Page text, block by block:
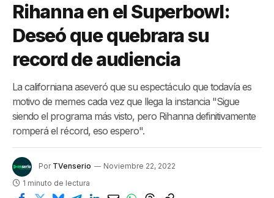
Rihanna en el Superbowl:
Deseó que quebrara su
record de audiencia
La californiana aseveró que su espectáculo que todavía es
motivo de memes cada vez que llega la instancia "Sigue
siendo el programa más visto, pero Rihanna definitivamente
romperá el récord, eso espero".
Por TVenserio
Noviembre 22, 2022
1 minuto de lectura